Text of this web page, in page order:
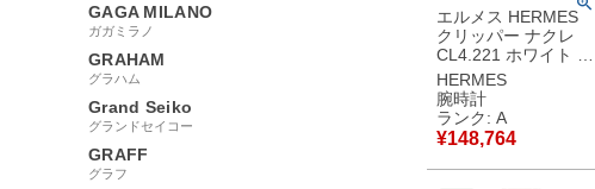
GAGA MILANO
ガガミラノ
GRAHAM
グラハム
Grand Seiko
グランドセイコー
GRAFF
グラフ
エルメス HERMES
クリッパー ナクレ
CL4.221 ホワイト シ
ェル アラビア デイト
レディース 腕時計ク
オーツ ホワイト 【中
古】中古美品
HERMES
腕時計
ランク: A
¥148,764